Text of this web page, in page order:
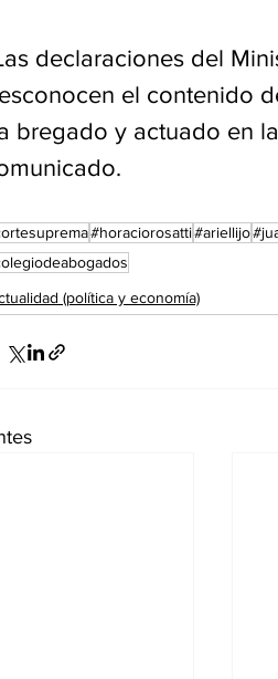
declaraciones del
el contenido
bregado y actuado en
#horaciorosatti#ariellijo
(política y economía)